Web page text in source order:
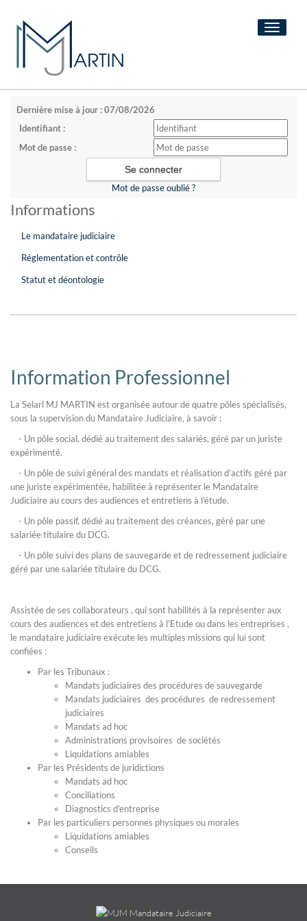
Toggle
Dernière mise à jour : 07/08/2026
Identifiant :
Mot de passe :
Mot de passe oublié ?
Informations
Le mandataire judiciaire
Réglementation et contrôle
Statut et déontologie
Information Professionnel
La Selarl MJ MARTIN est organisée autour de quatre pôles spécialisés,
sous la supervision du Mandataire Judiciaire, à savoir :
- Un pôle social, dédié au traitement des salariés, géré par un juriste
expérimenté.
- Un pôle de suivi général des mandats et réalisation d’actifs géré par
une juriste expérimentée, habilitée à représenter le Mandataire
Judiciaire au cours des audiences et entretiens à l’étude.
- Un pôle passif, dédié au traitement des créances, géré par une
salariée titulaire du DCG.
- Un pôle suivi des plans de sauvegarde et de redressement judiciaire
géré par une salariée titulaire du DCG.
Assistée de ses collaborateurs , qui sont habilités à la représenter aux
cours des audiences et des entretiens à l’Etude ou dans les entreprises ,
le mandataire judiciaire exécute les multiples missions qui lui sont
confiées :
Par les Tribunaux :
Mandats judiciaires des procédures de sauvegarde
Mandats judiciaires des procédures de redressement
judiciaires
Mandats ad hoc
Administrations provisoires de sociétés
Liquidations amiables
Par les Présidents de juridictions
Mandats ad hoc
Conciliations
Diagnostics d’entreprise
Par les particuliers personnes physiques ou morales
Liquidations amiables
Conseils